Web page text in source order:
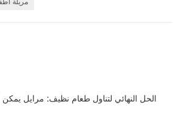
مريلة
الحل النهائي لتناول طعام نظيف: مرايل